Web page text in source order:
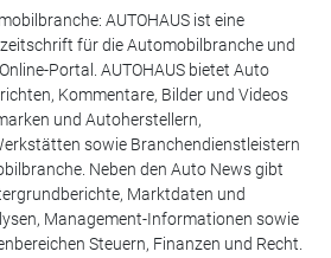
AUTOHAUS ist eine
für die Automobilbranche und
Portal. AUTOHAUS bietet Auto
Kommentare, Bilder und Videos
und Autoherstellern,
sowie Branchendienstleistern
Neben den Auto News gibt
Marktdaten und
Management-Informationen sowie
Steuern, Finanzen und Recht.